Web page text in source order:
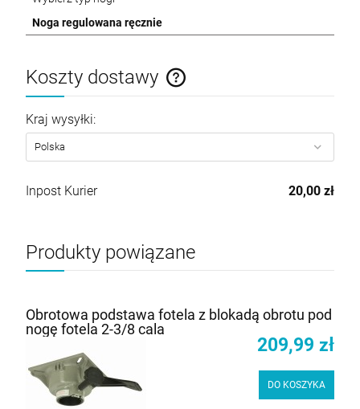
Noga regulowana ręcznie
Koszty dostawy
Cena nie zawiera ewentualnych kosztów płatności
Kraj wysyłki:
Inpost Kurier 20,00 zł
Produkty powiązane
Obrotowa podstawa fotela z blokadą obrotu pod
nogę fotela 2-3/8 cala
209,99 zł
DO KOSZYKA